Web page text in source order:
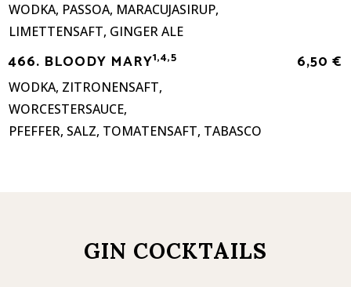
WODKA, PASSOA, MARACUJASIRUP,
LIMETTENSAFT, GINGER ALE
466. BLOODY MARY1,4,5
WODKA, ZITRONENSAFT,
WORCESTERSAUCE,
PFEFFER, SALZ, TOMATENSAFT, TABASCO
6,50 €
GIN COCKTAILS